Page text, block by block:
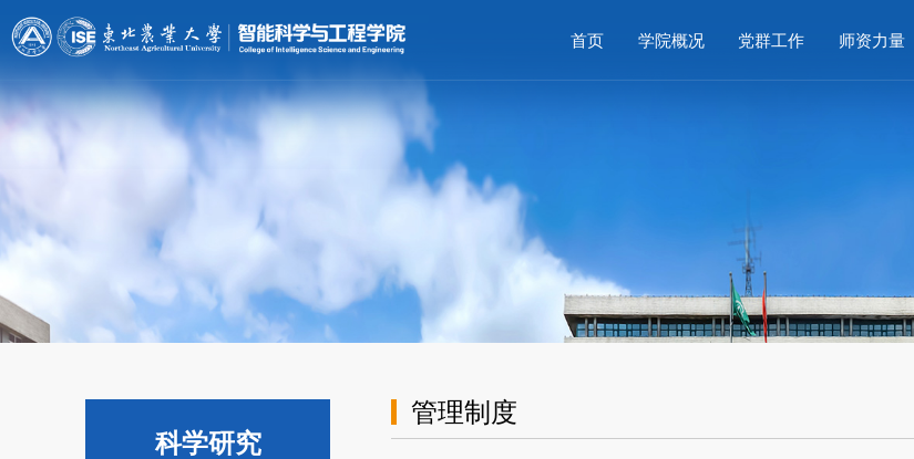
首页 学院概况 党群工作 师资力量
科学研究
管理制度